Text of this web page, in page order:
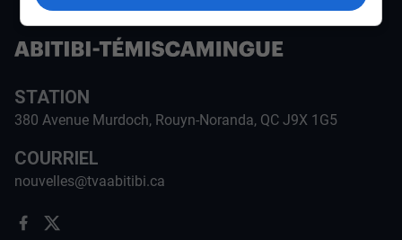
STATION
380 Avenue Murdoch, Rouyn-Noranda, QC J9X 1G5
COURRIEL
nouvelles@tvaabitibi.ca